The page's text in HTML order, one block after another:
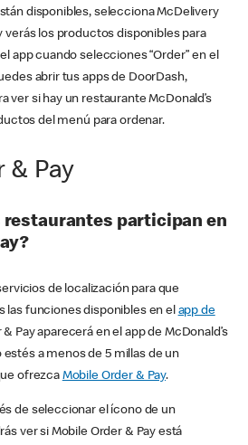
disponibles, selecciona McDelivery
verás los productos disponibles para
app cuando selecciones “Order” en el
abrir tus apps de DoorDash,
ver si hay un restaurante McDonald’s
del menú para ordenar.
& Pay
restaurantes participan en
de localización para que
las funciones disponibles en el app de
Pay aparecerá en el app de McDonald’s
a menos de 5 millas de un
ofrezca Mobile Order & Pay.
de seleccionar el ícono de un
ver si Mobile Order & Pay está